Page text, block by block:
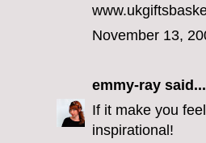
November 13,
emmy-ray said...
If it make you
inspirational!